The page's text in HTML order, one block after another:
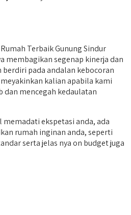
Terbaik Gunung Sindur
membagikan segenap kinerja dan
pada andalan kebocoran
kalian apabila kami
dan mencegah kedaulatan
memadati ekspetasi anda, ada
rumah inginan anda, seperti
serta jelas nya on budget juga